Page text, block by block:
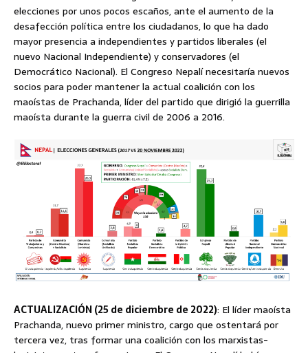
elecciones por unos pocos escaños, ante el aumento de la
desafección política entre los ciudadanos, lo que ha dado
mayor presencia a independientes y partidos liberales (el
nuevo Nacional Independiente) y conservadores (el
Democrático Nacional). El Congreso Nepalí necesitaría nuevos
socios para poder mantener la actual coalición con los
maoístas de Prachanda, líder del partido que dirigió la guerrilla
maoísta durante la guerra civil de 2006 a 2016.
ACTUALIZACIÓN (25 de diciembre de 2022): El líder maoísta
Prachanda, nuevo primer ministro, cargo que ostentará por
tercera vez, tras formar una coalición con los marxistas-